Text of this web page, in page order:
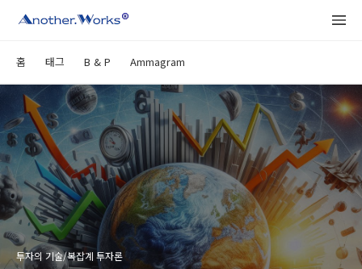
홈 태그 B & P Ammagram
투자의 기술/복잡계 투자론